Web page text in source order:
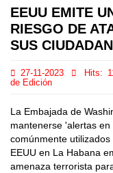
EEUU EMITE
RIESGO DE
SUS
27-11-2023 Hits:
de Edición
La Embajada de
mantenerse 'alertas
comúnmente
EEUU en La Habana
amenaza terrorista